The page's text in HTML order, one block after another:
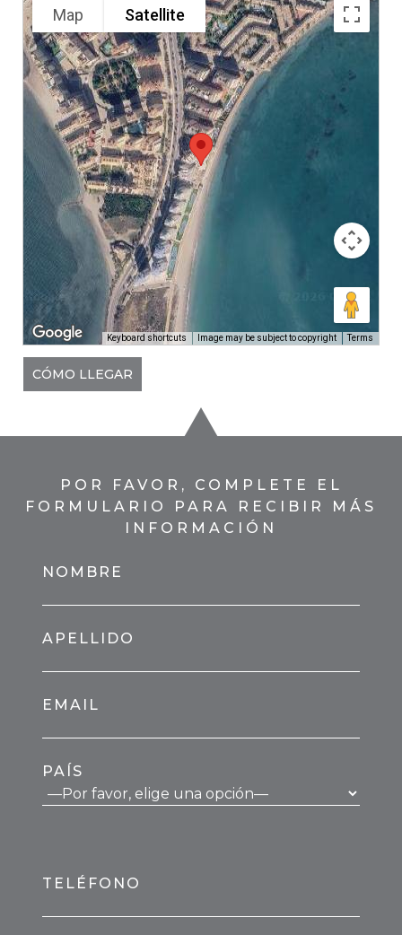
Map Satellite
Keyboard shortcuts Image may be subject to copyright Terms
CÓMO LLEGAR
POR FAVOR, COMPLETE EL
FORMULARIO PARA RECIBIR MÁS
INFORMACIÓN
NOMBRE
APELLIDO
EMAIL
PAÍS
TELÉFONO